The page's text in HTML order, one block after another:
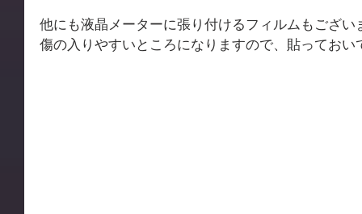
他にも液晶メーターに張り付けるフィルムもござい
傷の入りやすいところになりますので、貼っておい